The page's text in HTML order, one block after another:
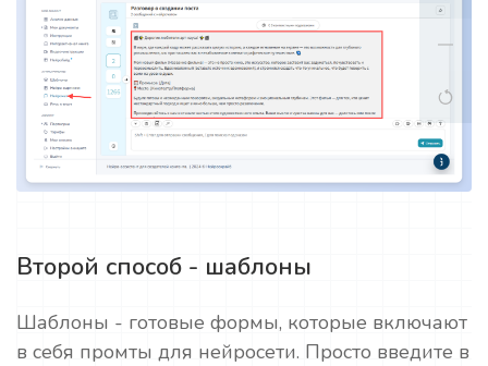
Второй способ - шаблоны
Шаблоны - готовые формы, которые включают
в себя промты для нейросети. Просто введите в